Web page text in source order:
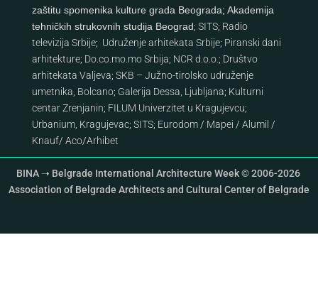
zaštitu spomenika kulture grada Beograda; Akademija
tehničkih strukovnih studija Beograd; SITS; Radio
televizija Srbije; Udruženje arhitekata Srbije; Piranski dani
arhitekture; Do.co.mo.mo Srbija; NCR d.o.o. ; Društvo
arhitekata Valjeva; SKB – Južno-tirolsko udruženje
umetnika, Bolcano; Galerija Dessa, Ljubljana; Kulturni
centar Zrenjanin; FILUM Univerzitet u Kragujevcu;
Urbanium, Kragujevac; SITS; Eurodom/ Mapei / Alumil /
Knauf/ Aco/Arhibet
BINA ➝ Belgrade International Architecture Week © 2006-2026
Association of Belgrade Architects and Cultural Center of Belgrade